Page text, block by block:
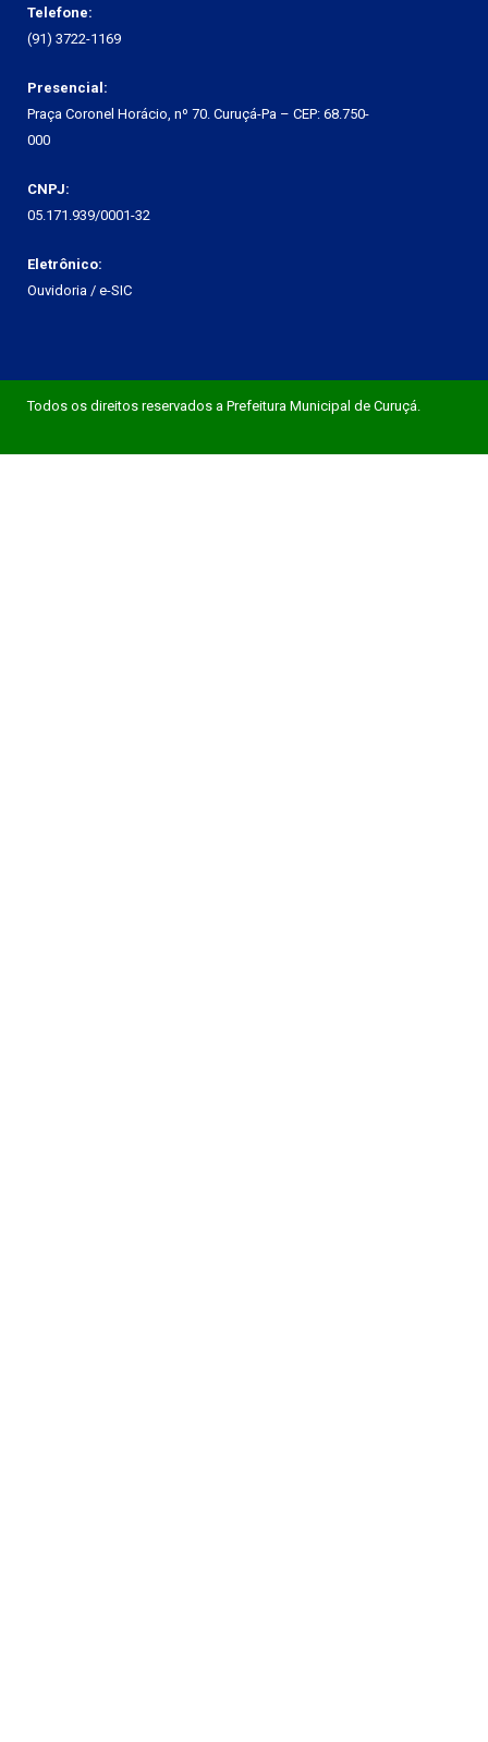
Telefone:
(91) 3722-1169
Presencial:
Praça Coronel Horácio, nº 70. Curuçá-Pa – CEP: 68.750-
000
CNPJ:
05.171.939/0001-32
Eletrônico:
Ouvidoria / e-SIC
Todos os direitos reservados a Prefeitura Municipal de Curuçá.